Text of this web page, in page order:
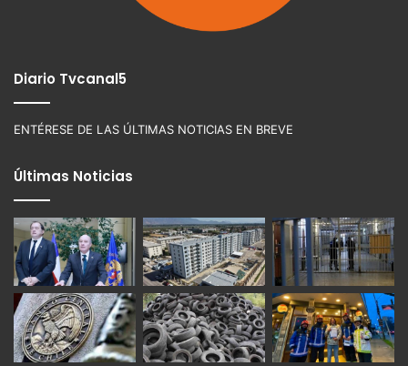
Diario Tvcanal5
ENTÉRESE DE LAS ÚLTIMAS NOTICIAS EN BREVE
Últimas Noticias